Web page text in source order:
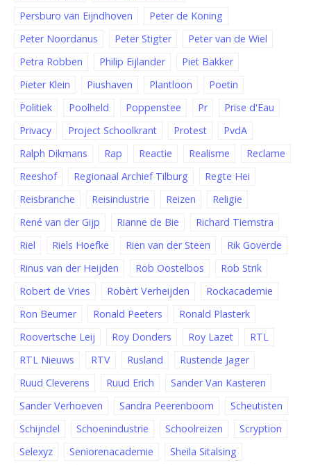
Persburo van Eijndhoven
Peter de Koning
Peter Noordanus
Peter Stigter
Peter van de Wiel
Petra Robben
Philip Eijlander
Piet Bakker
Pieter Klein
Piushaven Plantloon
Poetin
Politiek
Poolheld Poppenstee Pr
Prise d'Eau
Privacy
Project Schoolkrant Protest
PvdA
Ralph Dikmans
Rap Reactie Realisme
Reclame
Reeshof
Regionaal Archief Tilburg
Regte Hei
Reisbranche
Reisindustrie Reizen
Religie
René van der Gijp
Rianne de Bie
Richard Tiemstra
Riel
Riels Hoefke Rien van der Steen
Rik Goverde
Rinus van der Heijden
Rob Oostelbos
Rob Strik
Robert de Vries
Robèrt Verheijden
Rockacademie
Ron Beumer
Ronald Peeters
Ronald Plasterk
Roovertsche Leij
Roy Donders Roy Lazet
RTL
RTL Nieuws
RTV Rusland
Rustende Jager
Ruud Cleverens
Ruud Erich
Sander Van Kasteren
Sander Verhoeven
Sandra Peerenboom
Scheutisten
Schijndel
Schoenindustrie Schoolreizen
Scryption
Selexyz
Seniorenacademie
Sheila Sitalsing